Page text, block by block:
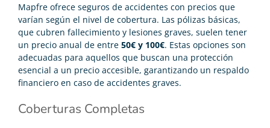
Mapfre ofrece seguros de accidentes con precios que
varían según el nivel de cobertura. Las pólizas básicas,
que cubren fallecimiento y lesiones graves, suelen tener
un precio anual de entre 50€ y 100€. Estas opciones son
adecuadas para aquellos que buscan una protección
esencial a un precio accesible, garantizando un respaldo
financiero en caso de accidentes graves.
Coberturas Completas